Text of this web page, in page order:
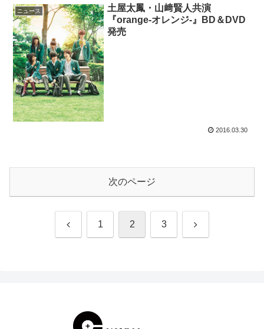
ニュース
土屋太鳳・山﨑賢人共演
『orange‐オレンジ‐』BD＆DVD
発売
2016.03.30
次のページ
前 1 2 3 次